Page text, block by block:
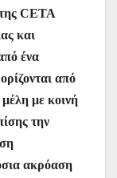
CETA
και
ένα
από
με κοινή
την
ακρόαση